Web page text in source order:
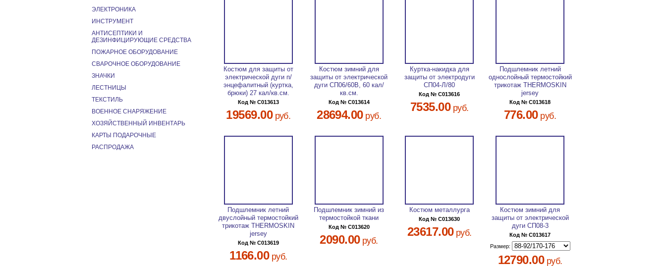
Костюм для защиты от
электрической дуги п/
энцефалитный (куртка,
брюки) 27 кал/кв.см.
Код № C013613
19569.00руб.
Костюм зимний для
защиты от электрической
дуги СП06/60В, 60 кал/
кв.см.
Код № C013614
28694.00руб.
Куртка-накидка для
защиты от электродуги
СП04-Л/80
Код № C013616
7535.00руб.
Подшлемник летний
однослойный термостойкий
трикотаж THERMOSKIN
jersey
Код № C013618
776.00руб.
Подшлемник летний
двуслойный термостойкий
трикотаж THERMOSKIN
jersey
Код № C013619
1166.00руб.
Подшлемник зимний из
термостойкой ткани
Код № C013620
2090.00руб.
Костюм металлурга
Код № C013630
23617.00руб.
Костюм зимний для
защиты от электрической
дуги СП08-3
Код № C013617
Размер:
12790.00руб.
ЭЛЕКТРОНИКА
ИНСТРУМЕНТ
АНТИСЕПТИКИ И
ДЕЗИНФИЦИРУЮЩИЕ СРЕДСТВА
ПОЖАРНОЕ ОБОРУДОВАНИЕ
СВАРОЧНОЕ ОБОРУДОВАНИЕ
ЗНАЧКИ
ЛЕСТНИЦЫ
ТЕКСТИЛЬ
ВОЕННОЕ СНАРЯЖЕНИЕ
ХОЗЯЙСТВЕННЫЙ ИНВЕНТАРЬ
КАРТЫ ПОДАРОЧНЫЕ
РАСПРОДАЖА